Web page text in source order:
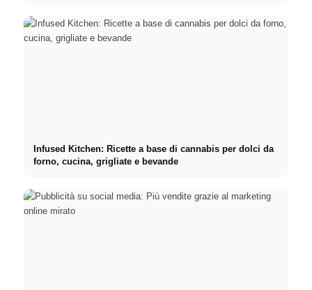
Infused Kitchen: Ricette a base di cannabis per dolci da
forno, cucina, grigliate e bevande